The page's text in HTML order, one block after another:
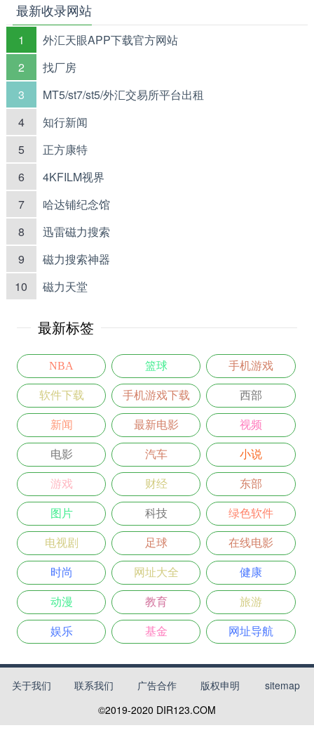
最新收录网站
1
外汇天眼APP下载官方网站
2
找厂房
3
MT5/st7/st5/外汇交易所平台出租
4
知行新闻
5
正方康特
6
4KFILM视界
7
哈达铺纪念馆
8
迅雷磁力搜索
9
磁力搜索神器
10
磁力天堂
最新标签
NBA 篮球 手机游戏
软件下载 手机游戏下载 西部
新闻 最新电影 视频
电影 汽车 小说
游戏 财经 东部
图片 科技 绿色软件
电视剧 足球 在线电影
时尚 网址大全 健康
动漫 教育 旅游
娱乐 基金 网址导航
关于我们 联系我们 广告合作 版权申明
sitemap
©2019-2020 DIR123.COM